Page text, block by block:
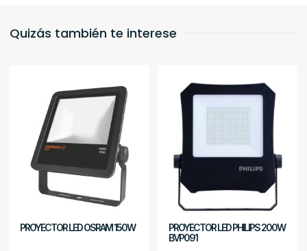
Quizás también te interese
PROYECTOR LED OSRAM 150W
PROYECTOR LED PHILIPS 200W
BVP091